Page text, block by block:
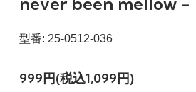
型番: 25-0512-036
999円(税込1,099円)